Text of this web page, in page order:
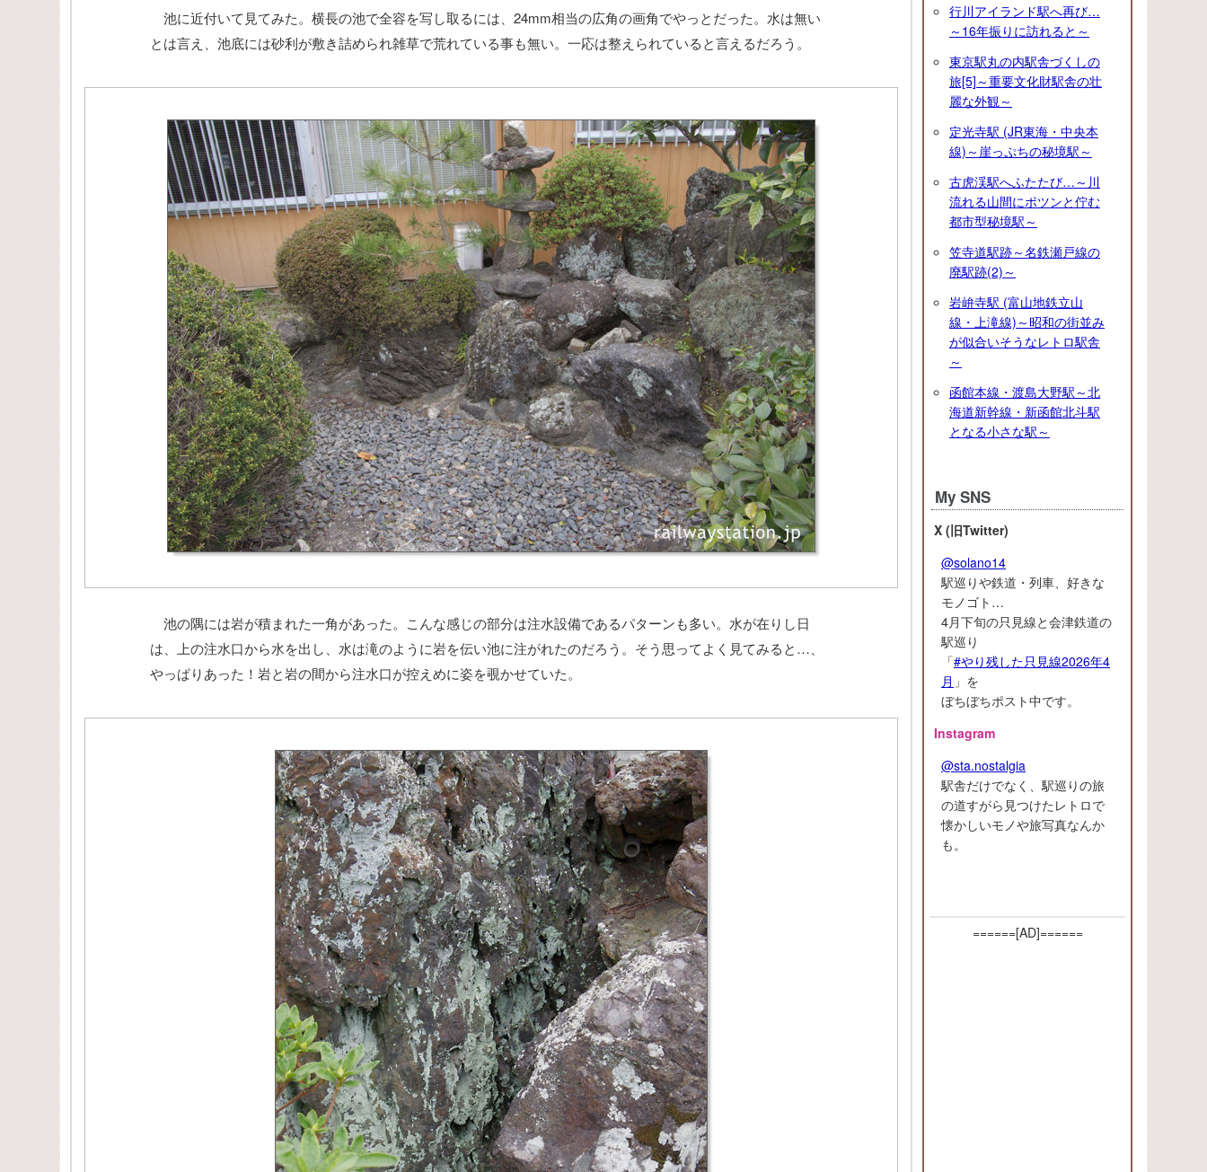
池に近付いて見てみた。横長の池で全容を写し取るには、24mm相当の広角の画角でやっとだった。水は無い
とは言え、池底には砂利が敷き詰められ雑草で荒れている事も無い。一応は整えられていると言えるだろう。
池の隅には岩が積まれた一角があった。こんな感じの部分は注水設備であるパターンも多い。水が在りし日
は、上の注水口から水を出し、水は滝のように岩を伝い池に注がれたのだろう。そう思ってよく見てみると…、
やっぱりあった！岩と岩の間から注水口が控えめに姿を覗かせていた。
行川アイランド駅へ再び…
～16年振りに訪れると～
東京駅丸の内駅舎づくしの
旅[5]～重要文化財駅舎の壮
麗な外観～
定光寺駅 (JR東海・中央本
線)～崖っぷちの秘境駅～
古虎渓駅へふたたび…～川
流れる山間にポツンと佇む
都市型秘境駅～
笠寺道駅跡～名鉄瀬戸線の
廃駅跡(2)～
岩峅寺駅 (富山地鉄立山
線・上滝線)～昭和の街並み
が似合いそうなレトロ駅舎
～
函館本線・渡島大野駅～北
海道新幹線・新函館北斗駅
となる小さな駅～
My SNS
X (旧Twitter)
@solano14
駅巡りや鉄道・列車、好きな
モノゴト…
4月下旬の只見線と会津鉄道の
駅巡り
「#やり残した只見線2026年4
月 」を
ぼちぼちポスト中です。
Instagram
@sta.nostalgia
駅舎だけでなく、駅巡りの旅
の道すがら見つけたレトロで
懐かしいモノや旅写真なんか
も。
======[AD]======